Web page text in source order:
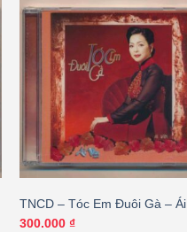
TNCD – Tóc Em Đuôi Gà – Ái
Vân (KGTH9)
300.000 ₫